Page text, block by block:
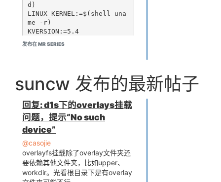
d)
LINUX_KERNEL:=$(shell una
me -r)
KVERSION:=5.4
KDIR=/home/allwinner/tina
-d1-h/out/d1-h-nezha/comp
#complie object
CC=riscv64-unknown-linux-
gnu-gcc
all:
        make -C $(KDIR) M
=$(PWD) modules  CROSS_CO
MPILE=riscv64-unknown-lin
#clean
clean:
        make -C $(KDIR) M
发布在 MR SERIES
suncw 发布的最新帖子
回复: d1s下的overlays挂载
问题，提示“No such
device”
@casojie
overlayfs挂载除了overlay文件夹还
要依赖其他文件夹，比如upper、
workdir。光看根目录下是有overlay